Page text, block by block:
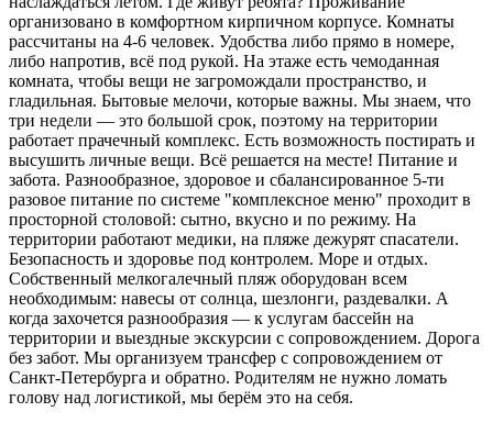
организовано в комфортном кирпичном корпусе. Комнаты
рассчитаны на 4-6 человек. Удобства либо прямо в номере,
либо напротив, всё под рукой. На этаже есть чемоданная
комната, чтобы вещи не загромождали пространство, и
гладильная. Бытовые мелочи, которые важны. Мы знаем, что
три недели — это большой срок, поэтому на территории
работает прачечный комплекс. Есть возможность постирать и
высушить личные вещи. Всё решается на месте! Питание и
забота. Разнообразное, здоровое и сбалансированное 5-ти
разовое питание по системе "комплексное меню" проходит в
просторной столовой: сытно, вкусно и по режиму. На
территории работают медики, на пляже дежурят спасатели.
Безопасность и здоровье под контролем. Море и отдых.
Собственный мелкогалечный пляж оборудован всем
необходимым: навесы от солнца, шезлонги, раздевалки. А
когда захочется разнообразия — к услугам бассейн на
территории и выездные экскурсии с сопровождением. Дорога
без забот. Мы организуем трансфер с сопровождением от
Санкт-Петербурга и обратно. Родителям не нужно ломать
голову над логистикой, мы берём это на себя.